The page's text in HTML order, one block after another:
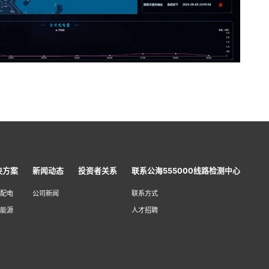
方案
电
源
新闻动态
公司新闻
投资者关系 联系公海555000线路检测中心
联系方式
人才招聘